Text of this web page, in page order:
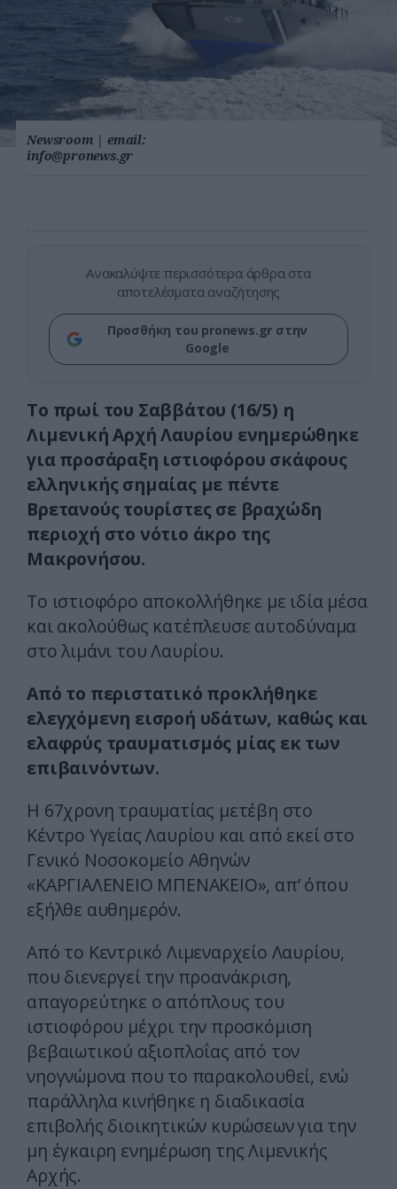
Newsroom | email:
info@pronews.gr
Ανακαλύψτε περισσότερα άρθρα στα
αποτελέσματα αναζήτησης
Προσθήκη του pronews.gr στην
Google
Το πρωί του Σαββάτου (16/5) η
Λιμενική Αρχή Λαυρίου ενημερώθηκε
για προσάραξη ιστιοφόρου σκάφους
ελληνικής σημαίας με πέντε
Βρετανούς τουρίστες σε βραχώδη
περιοχή στο νότιο άκρο της
Μακρονήσου.
Το ιστιοφόρο αποκολλήθηκε με ιδία μέσα
και ακολούθως κατέπλευσε αυτοδύναμα
στο λιμάνι του Λαυρίου.
Από το περιστατικό προκλήθηκε
ελεγχόμενη εισροή υδάτων, καθώς και
ελαφρύς τραυματισμός μίας εκ των
επιβαινόντων.
Η 67χρονη τραυματίας μετέβη στο
Κέντρο Υγείας Λαυρίου και από εκεί στο
Γενικό Νοσοκομείο Αθηνών
«ΚΑΡΓΙΑΛΕΝΕΙΟ ΜΠΕΝΑΚΕΙΟ», απ’ όπου
εξήλθε αυθημερόν.
Από το Κεντρικό Λιμεναρχείο Λαυρίου,
που διενεργεί την προανάκριση,
απαγορεύτηκε ο απόπλους του
ιστιοφόρου μέχρι την προσκόμιση
βεβαιωτικού αξιοπλοΐας από τον
νηογνώμονα που το παρακολουθεί, ενώ
παράλληλα κινήθηκε η διαδικασία
επιβολής διοικητικών κυρώσεων για την
μη έγκαιρη ενημέρωση της Λιμενικής
Αρχής.